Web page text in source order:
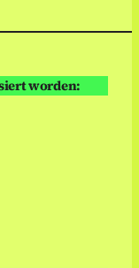
worden: